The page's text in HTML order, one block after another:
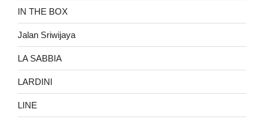
IN THE BOX
Jalan Sriwijaya
LA SABBIA
LARDINI
LINE